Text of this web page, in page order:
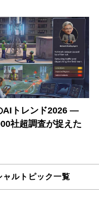
AIトレンド2026 ―
社超調査が捉えた
ャルトピック一覧